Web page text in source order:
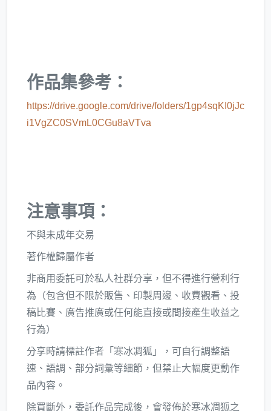
作品集參考：
https://drive.google.com/drive/folders/1gp4sqKI0jJc
i1VgZC0SVmL0CGu8aVTva
注意事項：
不與未成年交易
著作權歸屬作者
非商用委託可於私人社群分享，但不得進行營利行
為（包含但不限於販售、印製周邊、收費觀看、投
稿比賽、廣告推廣或任何能直接或間接產生收益之
行為）
分享時請標註作者「寒冰凋狐」，可自行調整語
速、語調、部分詞彙等細節，但禁止大幅度更動作
品內容。
除買斷外，委託作品完成後，會發佈於寒冰凋狐之